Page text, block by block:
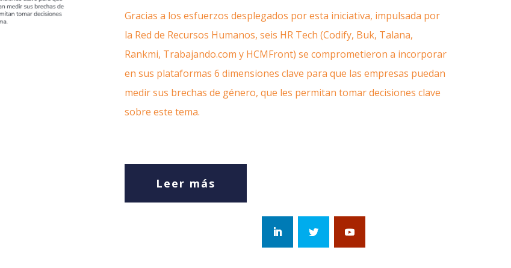
Gracias a los esfuerzos desplegados por esta iniciativa, impulsada por
la Red de Recursos Humanos, seis HR Tech (Codify, Buk, Talana,
Rankmi, Trabajando.com y HCMFront) se comprometieron a incorporar
en sus plataformas 6 dimensiones clave para que las empresas puedan
medir sus brechas de género, que les permitan tomar decisiones clave
sobre este tema.
Leer más